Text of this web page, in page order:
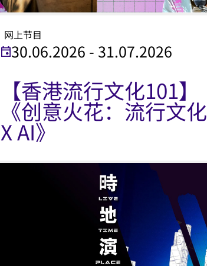
网上节目
30.06.2026 - 31.07.2026
【香港流行文化101】
《创意火花：流行文化
X AI》